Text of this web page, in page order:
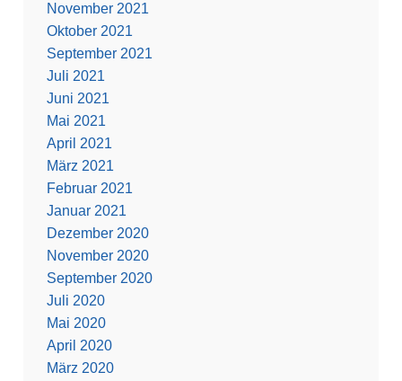
November 2021
Oktober 2021
September 2021
Juli 2021
Juni 2021
Mai 2021
April 2021
März 2021
Februar 2021
Januar 2021
Dezember 2020
November 2020
September 2020
Juli 2020
Mai 2020
April 2020
März 2020